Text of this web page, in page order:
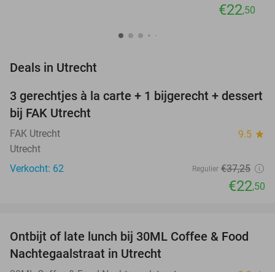
€22,50
Deals in Utrecht
40%
3 gerechtjes à la carte + 1 bijgerecht + dessert
bij FAK Utrecht
FAK Utrecht 9.5 star
Utrecht
Verkocht: 62
Regulier €37,25
€22,50
31%
NEW
TODAY
Ontbijt of late lunch bij 30ML Coffee & Food
Nachtegaalstraat in Utrecht